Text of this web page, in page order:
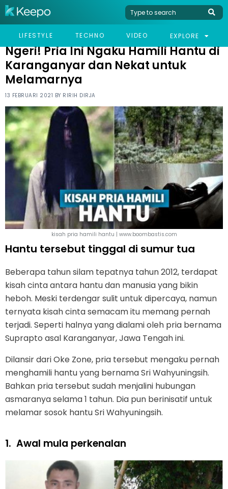
LIFESTYLE TECHNO VIDEO EXPLORE
HOME VIRAL
NGERI! PRIA INI NGAKU HAMILI HANTU DI KARANGANYAR DAN
Ngeri! Pria Ini Ngaku Hamili Hantu di
Karanganyar dan Nekat untuk
Melamarnya
13 FEBRUARI 2021 BY RIRIH DIRJA
kisah pria hamili hantu | www.boombastis.com
Hantu tersebut tinggal di sumur tua
Beberapa tahun silam tepatnya tahun 2012, terdapat
kisah cinta antara hantu dan manusia yang bikin
heboh. Meski terdengar sulit untuk dipercaya, namun
ternyata kisah cinta semacam itu memang pernah
terjadi. Seperti halnya yang dialami oleh pria bernama
Suprapto asal Karanganyar, Jawa Tengah ini.
Dilansir dari Oke Zone, pria tersebut mengaku pernah
menghamili hantu yang bernama Sri Wahyuningsih.
Bahkan pria tersebut sudah menjalini hubungan
asmaranya selama 1 tahun. Dia pun berinisatif untuk
melamar sosok hantu Sri Wahyuningsih.
1. Awal mula perkenalan